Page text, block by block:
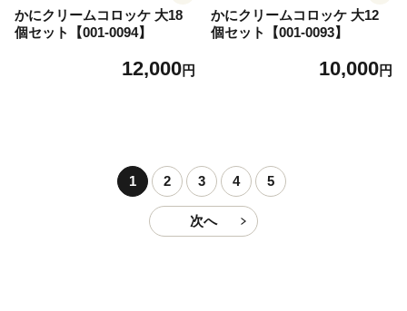
かにクリームコロッケ 大18
個セット【001-0094】
12,000円
かにクリームコロッケ 大12
個セット【001-0093】
10,000円
1 2 3 4 5
次へ